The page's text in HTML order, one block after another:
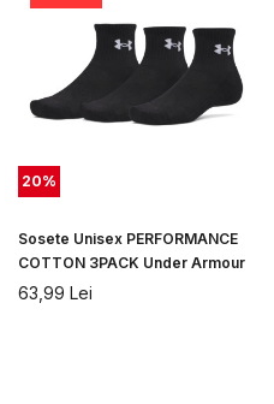
20%
Sosete Unisex PERFORMANCE
COTTON 3PACK Under Armour
63,99 Lei